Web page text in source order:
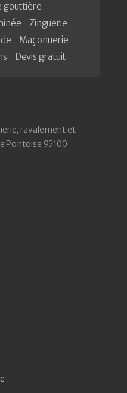
gouttière
Zinguerie
Maçonnerie
Devis gratuit
ravalement et
Pontoise 95100